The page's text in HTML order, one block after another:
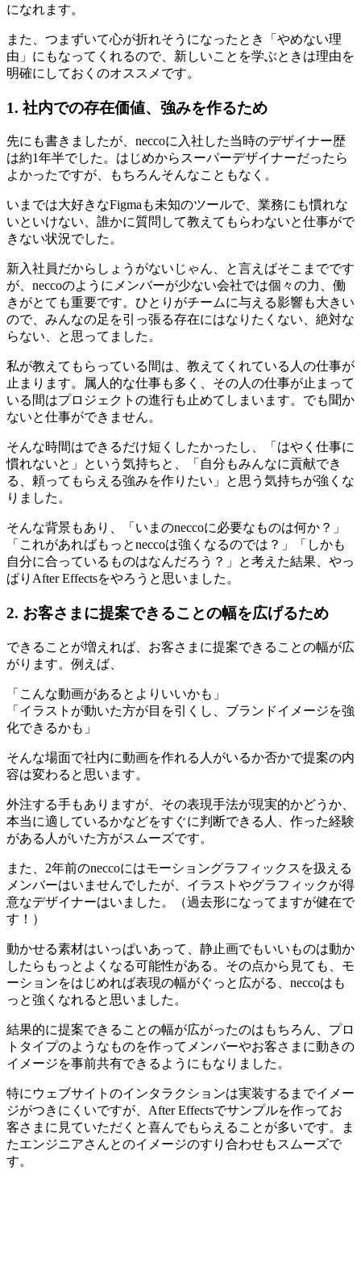
になれます。
また、つまずいて心が折れそうになったとき「やめない理
由」にもなってくれるので、新しいことを学ぶときは理由を
明確にしておくのオススメです。
1. 社内での存在価値、強みを作るため
先にも書きましたが、neccoに入社した当時のデザイナー歴
は約1年半でした。はじめからスーパーデザイナーだったら
よかったですが、もちろんそんなこともなく。
いまでは大好きなFigmaも未知のツールで、業務にも慣れな
いといけない、誰かに質問して教えてもらわないと仕事がで
きない状況でした。
新入社員だからしょうがないじゃん、と言えばそこまでです
が、neccoのようにメンバーが少ない会社では個々の力、働
きがとても重要です。ひとりがチームに与える影響も大きい
ので、みんなの足を引っ張る存在にはなりたくない、絶対な
らない、と思ってました。
私が教えてもらっている間は、教えてくれている人の仕事が
止まります。属人的な仕事も多く、その人の仕事が止まって
いる間はプロジェクトの進行も止めてしまいます。でも聞か
ないと仕事ができません。
そんな時間はできるだけ短くしたかったし、「はやく仕事に
慣れないと」という気持ちと、「自分もみんなに貢献でき
る、頼ってもらえる強みを作りたい」と思う気持ちが強くな
りました。
そんな背景もあり、「いまのneccoに必要なものは何か？」
「これがあればもっとneccoは強くなるのでは？」「しかも
自分に合っているものはなんだろう？」と考えた結果、やっ
ぱりAfter Effectsをやろうと思いました。
2. お客さまに提案できることの幅を広げるため
できることが増えれば、お客さまに提案できることの幅が広
がります。例えば、
「こんな動画があるとよりいいかも」
「イラストが動いた方が目を引くし、ブランドイメージを強
化できるかも」
そんな場面で社内に動画を作れる人がいるか否かで提案の内
容は変わると思います。
外注する手もありますが、その表現手法が現実的かどうか、
本当に適しているかなどをすぐに判断できる人、作った経験
がある人がいた方がスムーズです。
また、2年前のneccoにはモーショングラフィックスを扱える
メンバーはいませんでしたが、イラストやグラフィックが得
意なデザイナーはいました。（過去形になってますが健在で
す！）
動かせる素材はいっぱいあって、静止画でもいいものは動か
したらもっとよくなる可能性がある。その点から見ても、モ
ーションをはじめれば表現の幅がぐっと広がる、neccoはも
っと強くなれると思いました。
結果的に提案できることの幅が広がったのはもちろん、プロ
トタイプのようなものを作ってメンバーやお客さまに動きの
イメージを事前共有できるようにもなりました。
特にウェブサイトのインタラクションは実装するまでイメー
ジがつきにくいですが、After Effectsでサンプルを作ってお
客さまに見ていただくと喜んでもらえることが多いです。ま
たエンジニアさんとのイメージのすり合わせもスムーズで
す。